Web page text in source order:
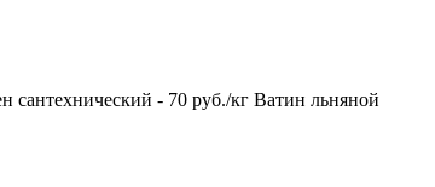
сантехнический - 70 руб./кг Ватин льняной